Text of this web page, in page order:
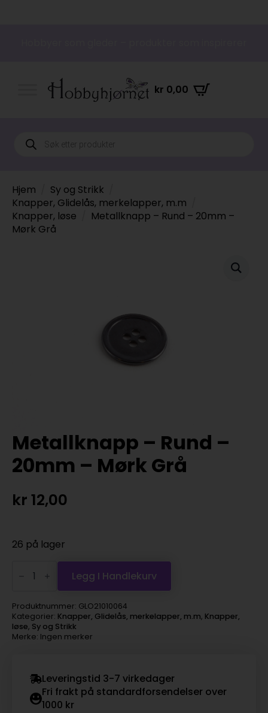
kr 0,00
Products
search
Hjem
Sy og Strikk
Knapper, Glidelås, merkelapper, m.m
Knapper, løse
Metallknapp – Rund – 20mm –
Mørk Grå
Metallknapp – Rund –
20mm – Mørk Grå
kr 12,00
26 på lager
Metallknapp
Rund
20mm
–
Mørk
Grå
antall
Legg I Handlekurv
Produktnummer: GLO21010064
Kategorier: Knapper, Glidelås, merkelapper, m.m, Knapper,
løse, Sy og Strikk
Merke: Ingen merker
Leveringstid 3-7 virkedager
Fri frakt på standardforsendelser over
1000 kr